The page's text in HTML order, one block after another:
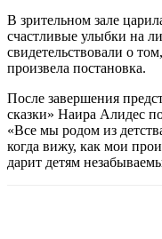
В зрительном зале
счастливые улыбки на
свидетельствовали о
произвела постановка.
После завершения
сказки» Наира Алидес
«Все мы родом из
когда вижу, как мои
дарит детям